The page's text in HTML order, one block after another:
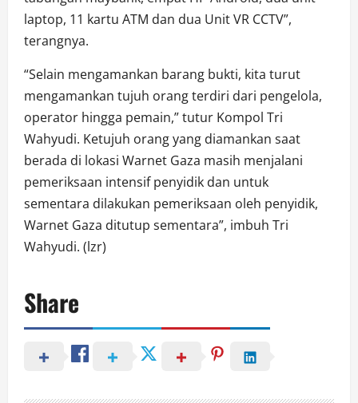
laptop, 11 kartu ATM dan dua Unit VR CCTV”,
terangnya.
“Selain mengamankan barang bukti, kita turut
mengamankan tujuh orang terdiri dari pengelola,
operator hingga pemain,” tutur Kompol Tri
Wahyudi. Ketujuh orang yang diamankan saat
berada di lokasi Warnet Gaza masih menjalani
pemeriksaan intensif penyidik dan untuk
sementara dilakukan pemeriksaan oleh penyidik,
Warnet Gaza ditutup sementara”, imbuh Tri
Wahyudi. (lzr)
Share